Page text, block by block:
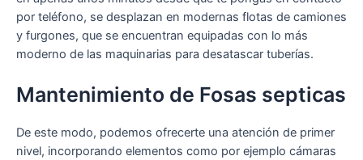
por teléfono, se desplazan en modernas flotas de camiones
y furgones, que se encuentran equipadas con lo más
moderno de las maquinarias para desatascar tuberías.
Mantenimiento de Fosas septicas
De este modo, podemos ofrecerte una atención de primer
nivel, incorporando elementos como por ejemplo cámaras